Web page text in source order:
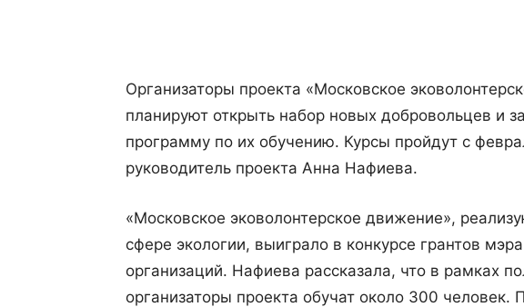
Организаторы проекта «Московское
планируют открыть набор новых добровольцев и
программу по их обучению. Курсы пройдут с
руководитель проекта Анна Нафиева.
«Московское эковолонтерское движение»,
сфере экологии, выиграло в конкурсе грантов
организаций. Нафиева рассказала, что в рамках
организаторы проекта обучат около 300 человек.